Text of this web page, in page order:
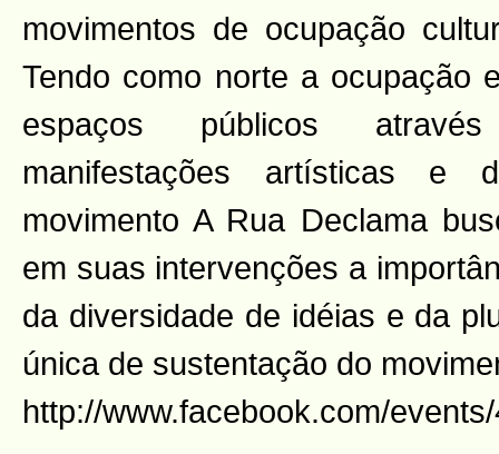
movimentos de ocupação
Tendo como norte a ocupação
espaços públicos
manifestações artísticas e
movimento A Rua Declama
em suas intervenções a
da diversidade de idéias e da
única de sustentação do
http://www.facebook.com/